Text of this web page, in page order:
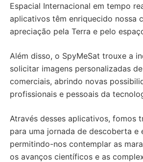
Espacial Internacional em tempo
aplicativos têm enriquecido nossa
apreciação pela Terra e pelo
Além disso, o SpyMeSat trouxe a
solicitar imagens personalizadas
comerciais, abrindo novas
profissionais e pessoais da
Através desses aplicativos, fomos
para uma jornada de descoberta e
permitindo-nos contemplar as
os avanços científicos e as